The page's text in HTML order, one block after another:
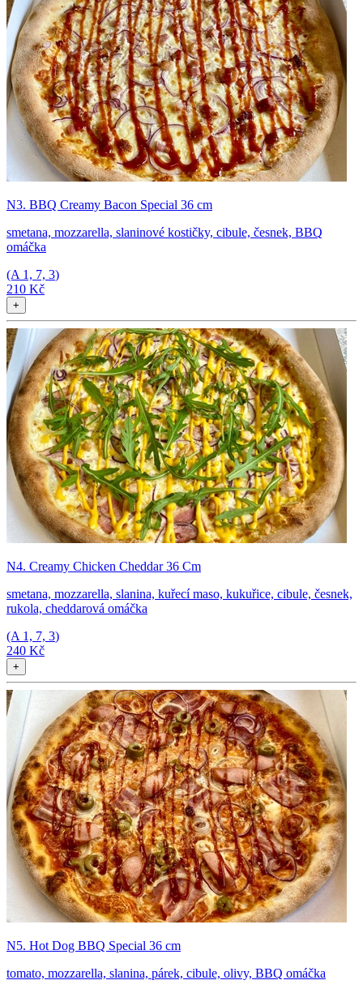
N3. BBQ Creamy Bacon Special 36 cm
smetana, mozzarella, slaninové kostičky, cibule, česnek, BBQ
omáčka
(A 1, 7, 3)
210 Kč
+
N4. Creamy Chicken Cheddar 36 Cm
smetana, mozzarella, slanina, kuřecí maso, kukuřice, cibule, česnek,
rukola, cheddarová omáčka
(A 1, 7, 3)
240 Kč
+
N5. Hot Dog BBQ Special 36 cm
tomato, mozzarella, slanina, párek, cibule, olivy, BBQ omáčka